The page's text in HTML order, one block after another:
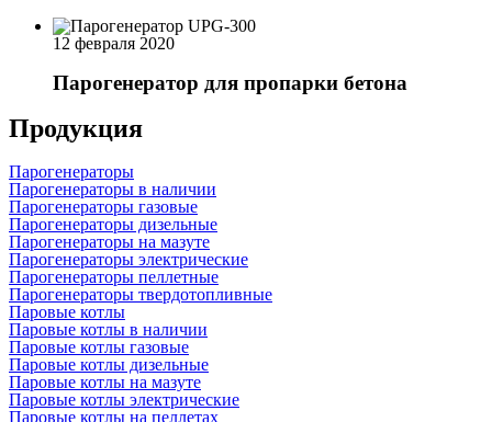
12 февраля 2020
Парогенератор для пропарки бетона
Продукция
Парогенераторы
Парогенераторы в наличии
Парогенераторы газовые
Парогенераторы дизельные
Парогенераторы на мазуте
Парогенераторы электрические
Парогенераторы пеллетные
Парогенераторы твердотопливные
Паровые котлы
Паровые котлы в наличии
Паровые котлы газовые
Паровые котлы дизельные
Паровые котлы на мазуте
Паровые котлы электрические
Паровые котлы на пеллетах